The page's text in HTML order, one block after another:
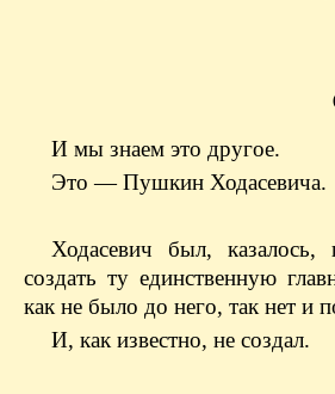
И мы знаем это другое.
Это — Пушкин Ходасевича.
Ходасевич был,
создать ту единственную
как не было до него, так нет и
И, как известно, не создал.